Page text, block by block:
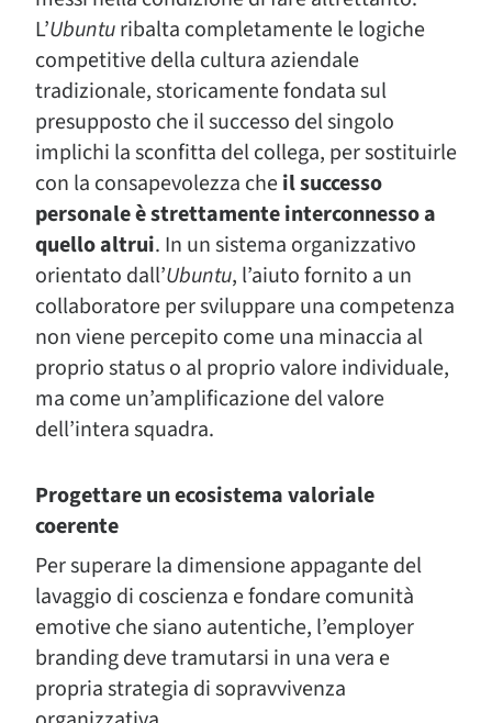
L’Ubunturibalta completamente le logiche
competitive della cultura aziendale
tradizionale, storicamente fondata sul
presupposto che il successo del singolo
implichi la sconfitta del collega, per sostituirle
con la consapevolezza cheil successo
personale è strettamente interconnesso a
quello altrui. In un sistema organizzativo
orientato dall’Ubuntu, l’aiuto fornito a un
collaboratore per sviluppare una competenza
non viene percepito come una minaccia al
proprio status o al proprio valore individuale,
ma come un’amplificazione del valore
dell’intera squadra.
Progettare un ecosistema valoriale
coerente
Per superare la dimensione appagante del
lavaggio di coscienza e fondare comunità
emotive che siano autentiche, l’employer
branding deve tramutarsi in una vera e
propria strategia di sopravvivenza